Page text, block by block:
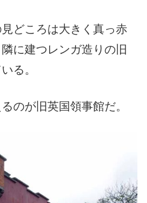
見どころは大きく真っ赤
に建つレンガ造りの旧
る。
のが旧英国領事館だ。